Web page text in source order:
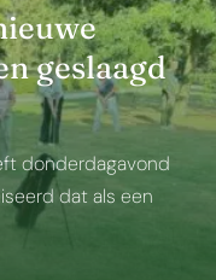
geslaagd
donderdagavond
dat als een